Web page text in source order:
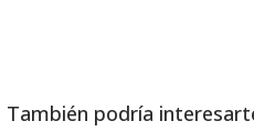
También podría